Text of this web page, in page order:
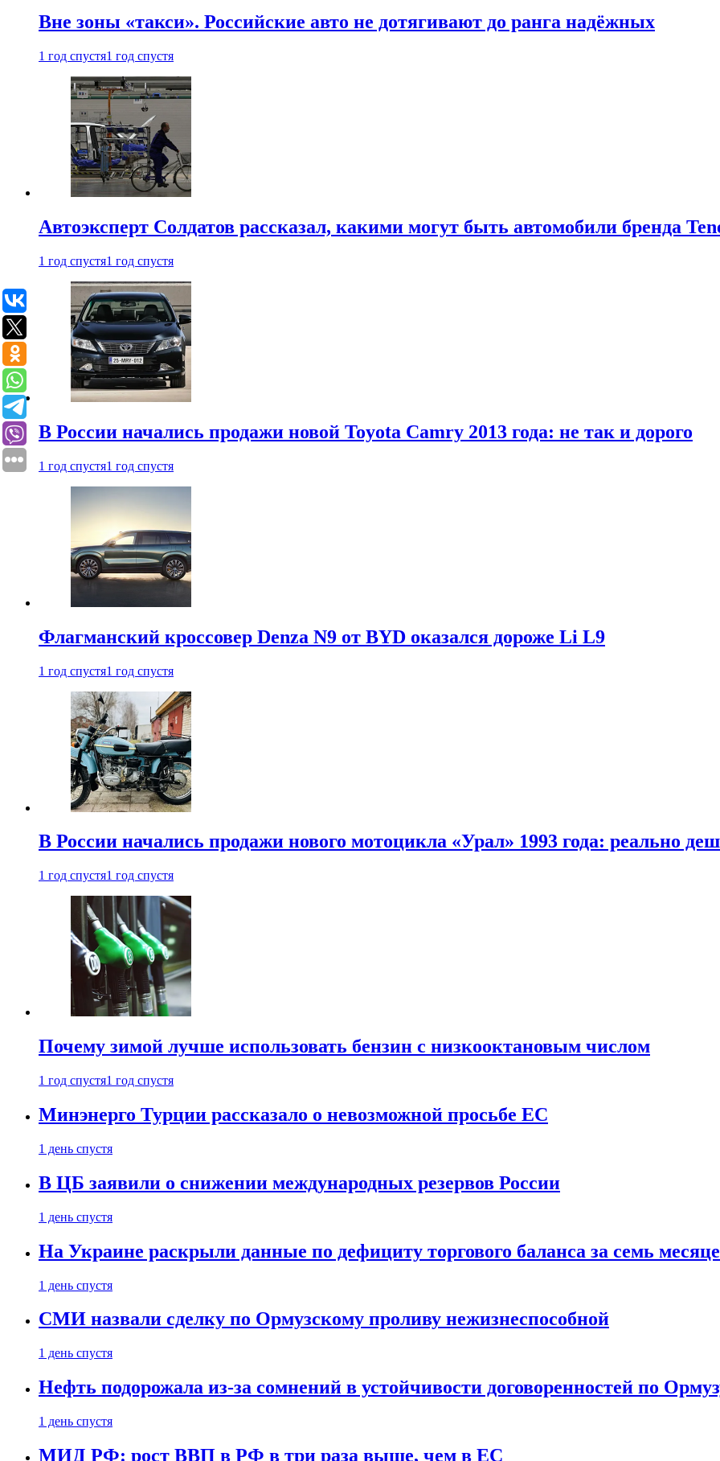
Вне зоны «такси». Российские авто не дотягивают до ранга надёжных
1 год спустя1 год спустя
Автоэксперт Солдатов рассказал, какими могут быть автомобили бренда
1 год спустя1 год спустя
В России начались продажи новой Toyota Camry 2013 года: не так и дорого
1 год спустя1 год спустя
Флагманский кроссовер Denza N9 от BYD оказался дороже Li L9
1 год спустя1 год спустя
В России начались продажи нового мотоцикла «Урал» 1993 года: реально
1 год спустя1 год спустя
Почему зимой лучше использовать бензин с низкооктановым числом
1 год спустя1 год спустя
Минэнерго Турции рассказало о невозможной просьбе ЕС
1 день спустя
В ЦБ заявили о снижении международных резервов России
1 день спустя
На Украине раскрыли данные по дефициту торгового баланса за семь
1 день спустя
СМИ назвали сделку по Ормузскому проливу нежизнеспособной
1 день спустя
Нефть подорожала из-за сомнений в устойчивости договоренностей по
1 день спустя
МИД РФ: рост ВВП в РФ в три раза выше, чем в ЕС